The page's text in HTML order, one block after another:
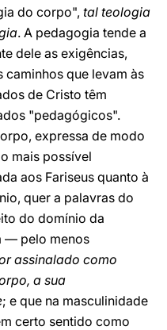
do corpo", tal teologia
. A pedagogia tende a
dele as exigências,
que levam às
de Cristo têm
"pedagógicos".
expressa de modo
mais possível
aos Fariseus quanto à
quer a palavras do
do domínio da
— pelo menos
assinalado como
a sua
; e que na masculinidade
certo sentido como